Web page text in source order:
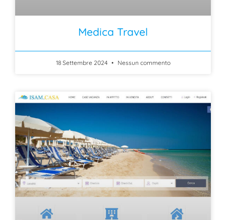
Medica Travel
18 Settembre 2024 Nessun commento